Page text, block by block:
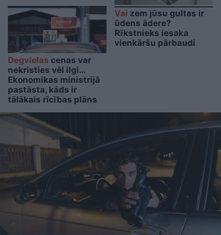
Degvielas cenas var
nekristies vēl ilgi…
Ekonomikas ministrijā
pastāsta, kāds ir
tālākais rīcības plāns
Vai zem jūsu gultas ir
ūdens ādere?
Rīkstnieks iesaka
vienkāršu pārbaudi